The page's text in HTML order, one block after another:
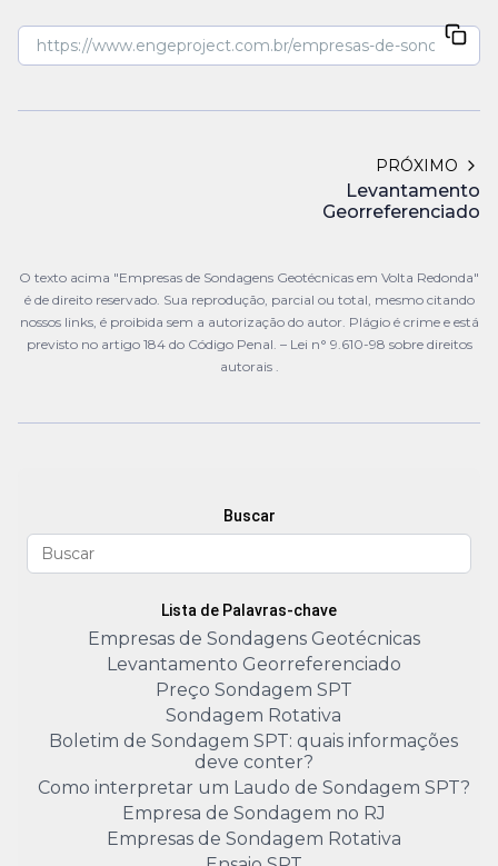
PRÓXIMO
Levantamento
Georreferenciado
O texto acima "Empresas de Sondagens Geotécnicas em Volta Redonda"
é de direito reservado. Sua reprodução, parcial ou total, mesmo citando
nossos links, é proibida sem a autorização do autor. Plágio é crime e está
previsto no artigo 184 do Código Penal. – Lei n° 9.610-98 sobre direitos
autorais .
Buscar
Lista de Palavras-chave
Empresas de Sondagens Geotécnicas
Levantamento Georreferenciado
Preço Sondagem SPT
Sondagem Rotativa
Boletim de Sondagem SPT: quais informações
deve conter?
Como interpretar um Laudo de Sondagem SPT?
Empresa de Sondagem no RJ
Empresas de Sondagem Rotativa